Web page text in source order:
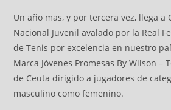
Un año mas, y por tercera vez, llega a
Nacional Juvenil avalado por la Real
de Tenis por excelencia en nuestro
Marca Jóvenes Promesas By Wilson –
de Ceuta dirigido a jugadores de
masculino como femenino.